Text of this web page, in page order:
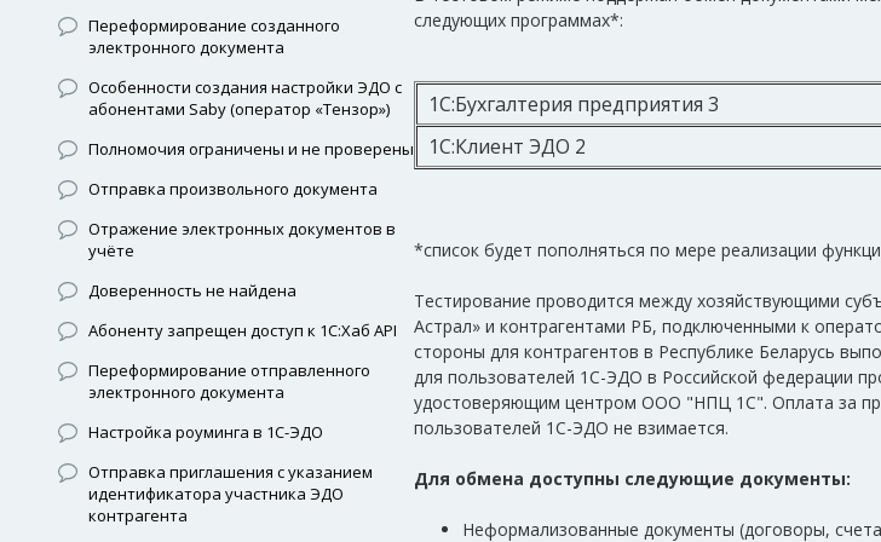
Переформирование созданного
электронного документа
Особенности создания настройки ЭДО с
абонентами Saby (оператор «Тензор»)
Полномочия ограничены и не проверены
Отправка произвольного документа
Отражение электронных документов в
учёте
Доверенность не найдена
Абоненту запрещен доступ к 1С:Хаб API
Переформирование отправленного
электронного документа
Настройка роуминга в 1С-ЭДО
Отправка приглашения с указанием
идентификатора участника ЭДО
контрагента
следующих программах*:
1С:Бухгалтерия предприятия 3
1С:Клиент ЭДО 2
*список будет пополняться по мере реализации
Тестирование проводится между хозяйствующими
Астрал» и контрагентами РБ, подключенными к
стороны для контрагентов в Республике Беларусь
для пользователей 1С-ЭДО в Российской федерации
удостоверяющим центром ООО "НПЦ 1С". Оплата за
пользователей 1С-ЭДО не взимается.
Для обмена доступны следующие документы:
Неформализованные документы (договоры,